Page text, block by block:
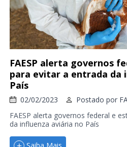
FAESP alerta governos
para evitar a entrada da
País
02/02/2023 Postado por
FAESP alerta governos federal e
da influenza aviária no País